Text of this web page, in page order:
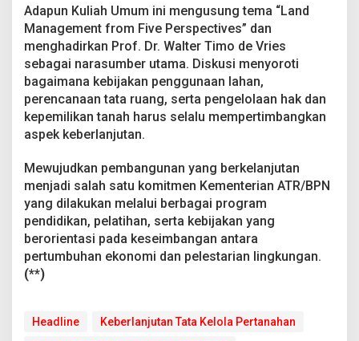
h
a
n
Adapun Kuliah Umum ini mengusung tema “Land
Management from Five Perspectives” dan
menghadirkan Prof. Dr. Walter Timo de Vries
sebagai narasumber utama. Diskusi menyoroti
bagaimana kebijakan penggunaan lahan,
perencanaan tata ruang, serta pengelolaan hak dan
kepemilikan tanah harus selalu mempertimbangkan
aspek keberlanjutan.
Mewujudkan pembangunan yang berkelanjutan
menjadi salah satu komitmen Kementerian ATR/BPN
yang dilakukan melalui berbagai program
pendidikan, pelatihan, serta kebijakan yang
berorientasi pada keseimbangan antara
pertumbuhan ekonomi dan pelestarian lingkungan.
(**)
Headline
Keberlanjutan Tata Kelola Pertanahan